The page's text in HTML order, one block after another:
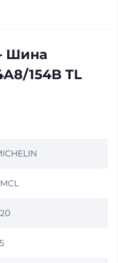
Шина
154B TL